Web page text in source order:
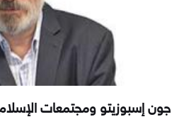
جون إسبوزيتو ومجتمعات